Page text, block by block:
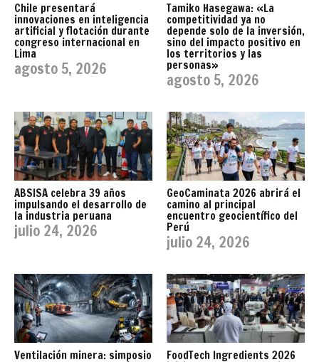
Chile presentará
innovaciones en inteligencia
artificial y flotación durante
congreso internacional en
Lima
agosto 5, 2026
Tamiko Hasegawa: «La
competitividad ya no
depende solo de la inversión,
sino del impacto positivo en
los territorios y las
personas»
agosto 5, 2026
ABSISA celebra 39 años
impulsando el desarrollo de
la industria peruana
julio 24, 2026
GeoCaminata 2026 abrirá el
camino al principal
encuentro geocientífico del
Perú
julio 24, 2026
Ventilación minera: simposio FoodTech Ingredients 2026